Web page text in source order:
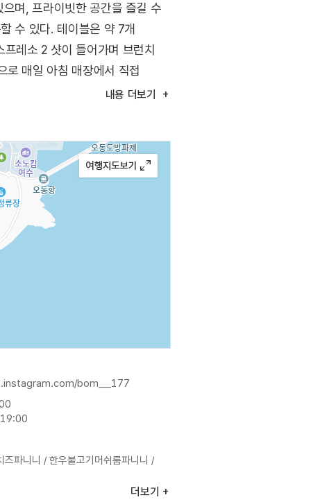
며, 프라이빗한 공간을 즐길 수
수 있다. 테이블은 약 7개
레소 2 샷이 들어가며 브런치
로 매일 아침 매장에서 직접
내용 더보기
bom__177
19:00
즈파니니 / 한우불고기머쉬룸파니니 /
더보기